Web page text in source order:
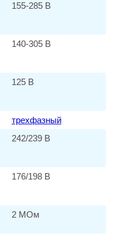
155-285 В
140-305 В
125 В
трехфазный
242/239 В
176/198 В
2 МОм